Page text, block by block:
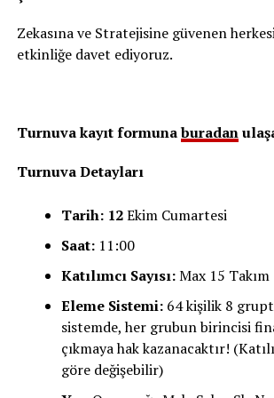
Zekasına ve Stratejisine güvenen
etkinliğe davet ediyoruz.
Turnuva kayıt formunaburadan
Turnuva Detayları
Tarih: 12Ekim Cumartesi
Saat:11:00
Katılımcı Sayısı:Max 15 Takım
Eleme Sistemi:64 kişilik 8
sistemde, her grubun birincisi
çıkmaya hak kazanacaktır!
göre değişebilir)